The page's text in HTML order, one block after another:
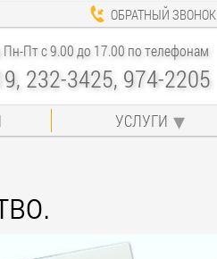
ОБРАТНЫЙ ЗВОНОК
Пт с 9.00 до 17.00 по телефонам
232-3425, 974-2205
УСЛУГИ